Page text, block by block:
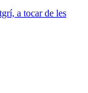
a tocar de les